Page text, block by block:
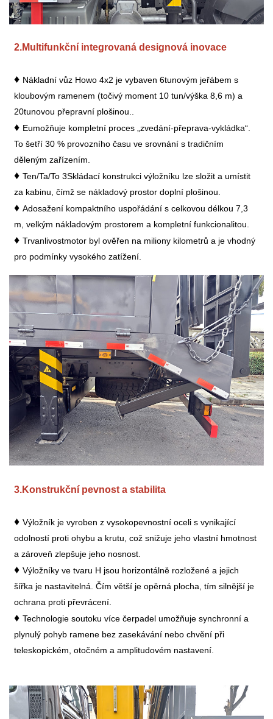
2.Multifunkční integrovaná designová inovace
♦ Nákladní vůz Howo 4x2 je vybaven 6tunovým jeřábem s
kloubovým ramenem (točivý moment 10 tun/výška 8,6 m) a
20tunovou přepravní plošinou.
♦ Eumožňuje kompletní proces „zvedání-přeprava-vykládka“.
To šetří 30 % provozního času ve srovnání s tradičním
děleným zařízením.
♦Ten/Ta/To3Skládací konstrukci výložníku lze složit a umístit
za kabinu, čímž se nákladový prostor doplní plošinou
♦Adosažení kompaktního uspořádání s celkovou délkou 7,3
m, velkým nákladovým prostorem a kompletní funkcionalitou.
♦Trvanlivostmotor byl ověřen na miliony kilometrů a je vhodný
pro podmínky vysokého zatížení.
3.Konstrukční pevnost a stabilita
♦Výložník je vyroben z vysokopevnostní oceli s vynikající
odolností proti ohybu a krutu, což snižuje jeho vlastní hmotnost
a zároveň zlepšuje jeho nosnost.
♦Výložníky ve tvaru H jsou horizontálně rozložené a jejich
šířka je nastavitelná. Čím větší je opěrná plocha, tím silnější je
ochrana proti převrácení.
♦Technologie soutoku více čerpadel umožňuje synchronní a
plynulý pohyb ramene bez zasekávání nebo chvění při
teleskopickém, otočném a amplitudovém nastavení.